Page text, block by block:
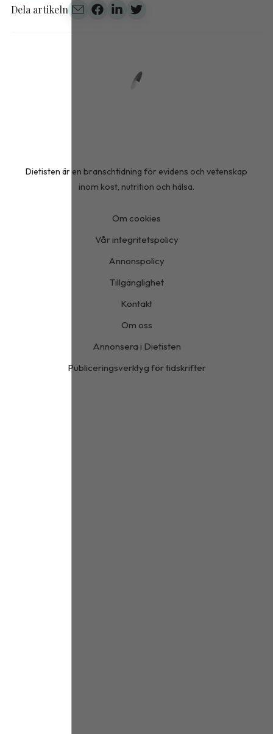
Dela artikeln
Dietisten är en branschtidning för evidens och vetenskap
inom kost, nutrition och hälsa.
Om cookies
Vår integritetspolicy
Annonspolicy
Tillgänglighet
Kontakt
Om oss
Annonsera i Dietisten
Publiceringsverktyg för tidskrifter